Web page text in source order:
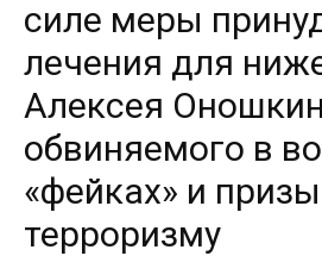
силе меры
лечения для
Алексея
обвиняемого в
«фейках» и
терроризму